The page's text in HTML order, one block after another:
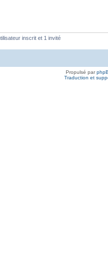
inscrit et 1 invité
Propulsé par
Traduction et